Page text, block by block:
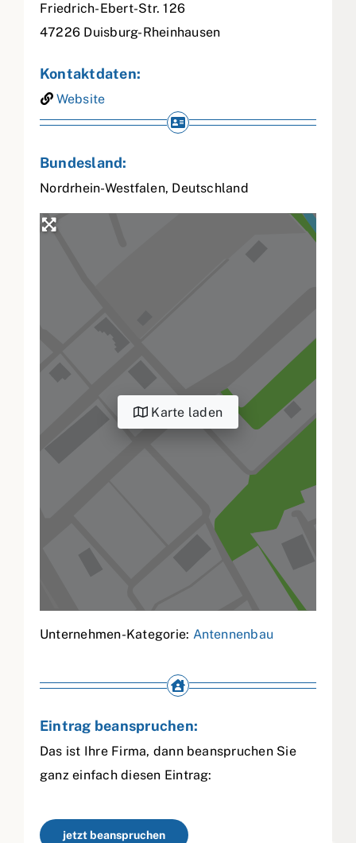
Friedrich-Ebert-Str. 126
47226 Duisburg-Rheinhausen
Kontaktdaten:
Website
Bundesland:
Nordrhein-Westfalen, Deutschland
Karte laden
Unternehmen-Kategorie: Antennenbau
Eintrag beanspruchen:
Das ist Ihre Firma, dann beanspruchen Sie
ganz einfach diesen Eintrag:
jetzt beanspruchen